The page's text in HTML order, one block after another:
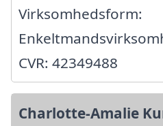
Virksomhedsform:
CVR: 42349488
Charlotte-Amalie